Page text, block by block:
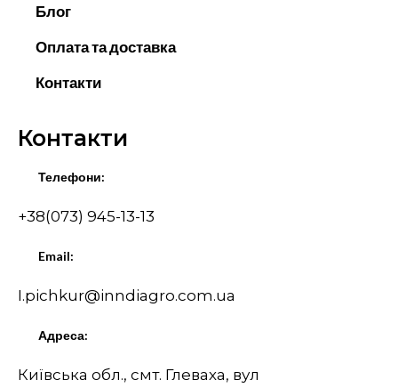
Блог
Оплата та доставка
Контакти
Контакти
Телефони:
+38(073) 945-13-13
Email:
I.pichkur@inndiagro.com.ua
Адреса:
Київська обл., смт. Глеваха, вул